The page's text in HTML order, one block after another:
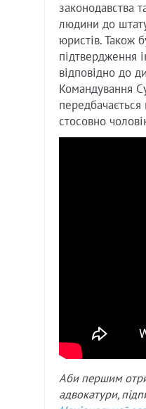
законодавства
людини до
юристів. Також
підтвердження
відповідно до
Командування
стосовно
Аби першим
адвокатури,